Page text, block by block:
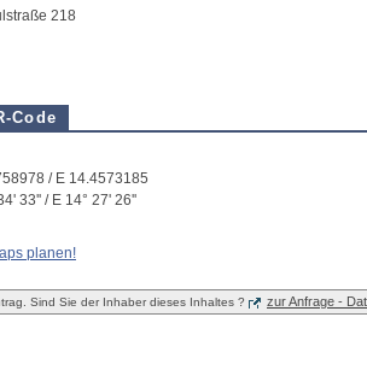
218
Code
/ E 14.4573185
33'' / E 14° 27' 26''
planen!
Sind Sie der Inhaber dieses Inhaltes ? zur Anfrage -